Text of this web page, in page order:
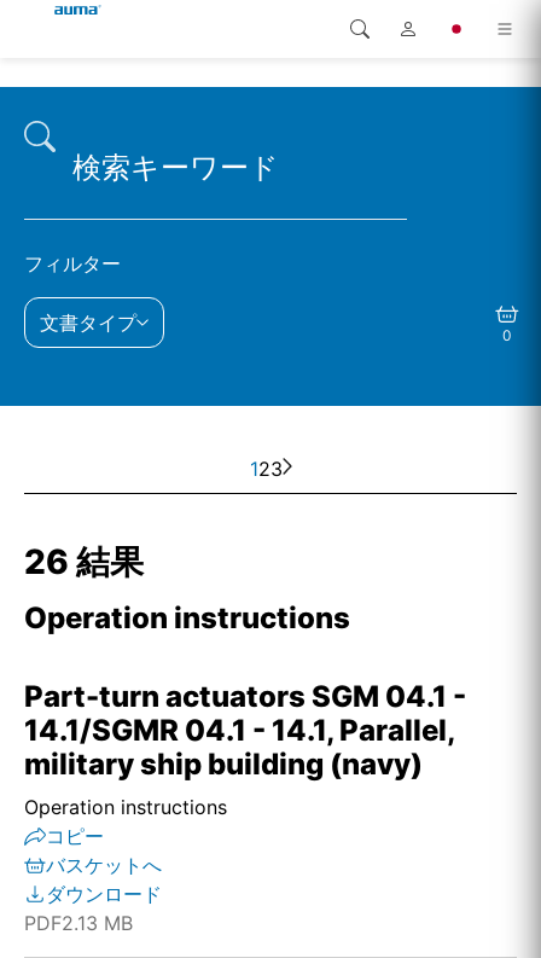
ソリューション
サービス
弊社概要
連絡先
Global
ヨーロッパ
北米
検索
フィルター
文書タイプ
123
26 結果
Operation instructions
Part-turn actuators SGM 04.1 -
14.1/SGMR 04.1 - 14.1, Parallel,
military ship building (navy)
Operation instructions
コピー
バスケットへ
ダウンロード
PDF2.13 MB
0